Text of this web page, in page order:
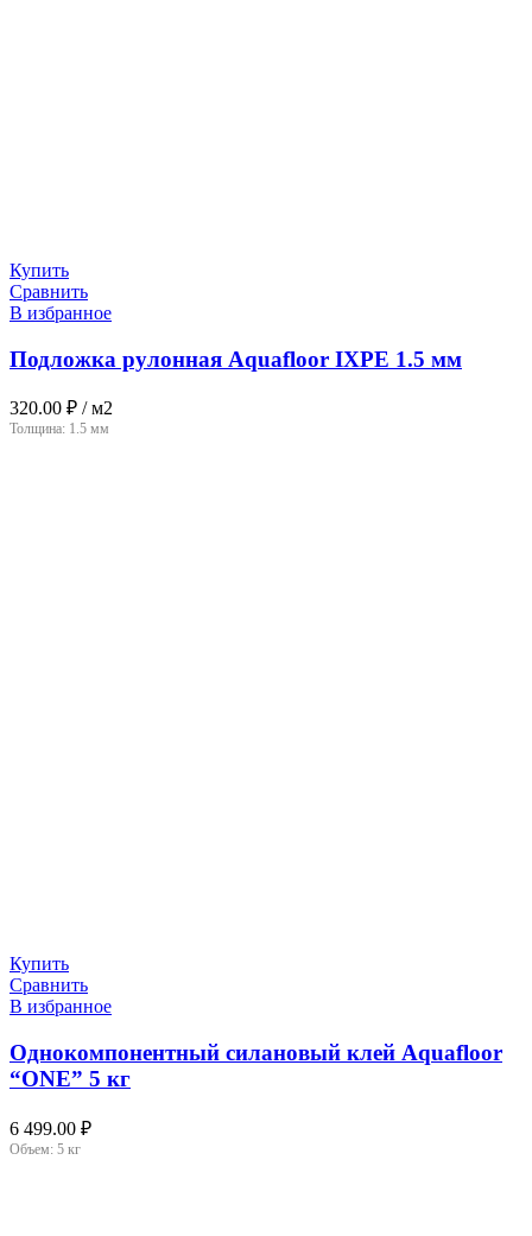
Купить
Сравнить
В избранное
Подложка рулонная Aquafloor IXPE 1.5 мм
320.00 ₽ / м2
Толщина: 1.5 мм
Купить
Сравнить
В избранное
Однокомпонентный силановый клей Aquafloor
“ONE” 5 кг
6 499.00 ₽
Объем: 5 кг